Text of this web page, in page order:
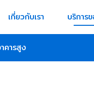
เกี่ยวกับเรา บริการข
คารสูง